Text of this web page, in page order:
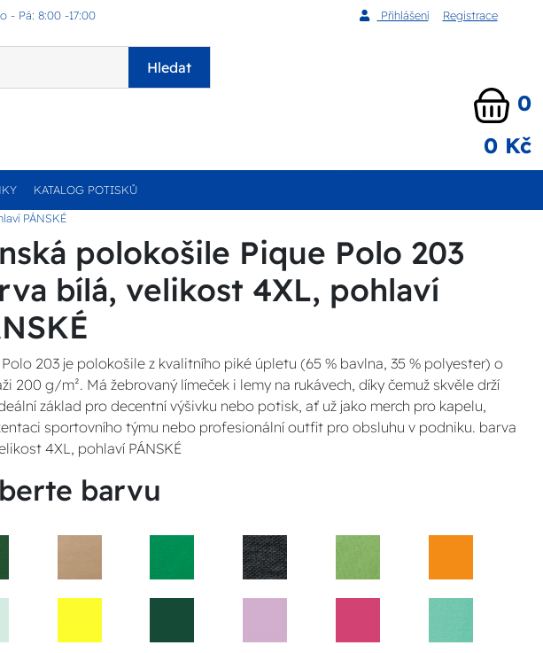
- Pá: 8:00 -17:00 Přihlášení Registrace
Hledat
0
0 Kč
KATALOG POTISKŮ
PÁNSKÉ
polokošile Pique Polo 203
bílá, velikost 4XL, pohlaví
203 je polokošile z kvalitního piké úpletu (65 % bavlna, 35 % polyester) o
200 g/m². Má žebrovaný límeček i lemy na rukávech, díky čemuž skvěle drží
základ pro decentní výšivku nebo potisk, ať už jako merch pro kapelu,
sportovního týmu nebo profesionální outfit pro obsluhu v podniku. barva
4XL, pohlaví PÁNSKÉ
barvu